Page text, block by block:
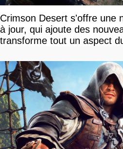
Crimson Desert s'offre une
à jour, qui ajoute des
transforme tout un aspect